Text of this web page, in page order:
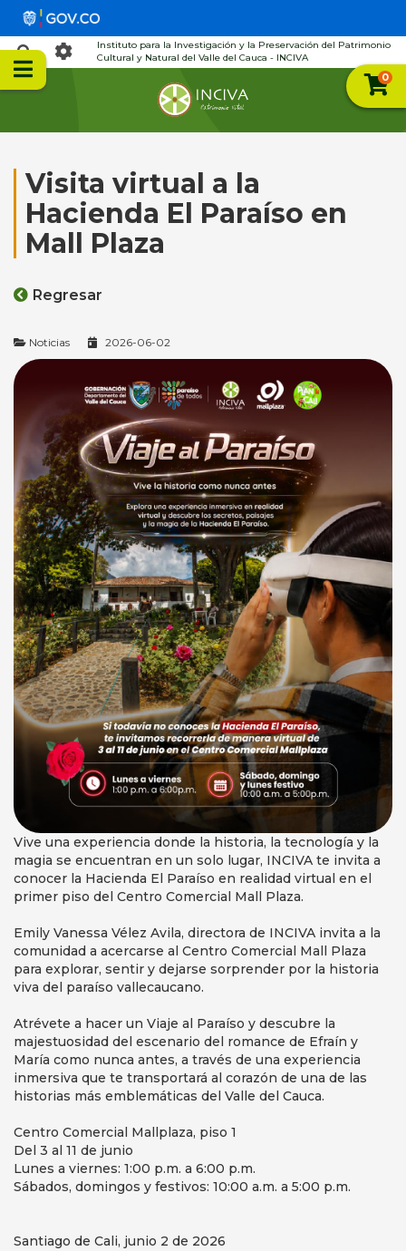
Instituto para la Investigación y la Preservación del Patrimonio
Cultural y Natural del Valle del Cauca - INCIVA
0
Visita virtual a la
Hacienda El Paraíso en
Mall Plaza
Regresar
Noticias 2026-06-02
Vive una experiencia donde la historia, la tecnología y la
magia se encuentran en un solo lugar, INCIVA te invita a
conocer la Hacienda El Paraíso en realidad virtual en el
primer piso del Centro Comercial Mall Plaza.
Emily Vanessa Vélez Avila, directora de INCIVA invita a la
comunidad a acercarse al Centro Comercial Mall Plaza
para explorar, sentir y dejarse sorprender por la historia
viva del paraíso vallecaucano.
Atrévete a hacer un Viaje al Paraíso y descubre la
majestuosidad del escenario del romance de Efraín y
María como nunca antes, a través de una experiencia
inmersiva que te transportará al corazón de una de las
historias más emblemáticas del Valle del Cauca.
Centro Comercial Mallplaza, piso 1
Del 3 al 11 de junio
Lunes a viernes: 1:00 p.m. a 6:00 p.m.
Sábados, domingos y festivos: 10:00 a.m. a 5:00 p.m.
Santiago de Cali, junio 2 de 2026